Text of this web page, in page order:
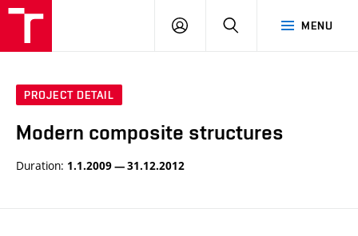
MENU
LOG
SEARCH
PROJECT DETAIL
Modern composite structures
Duration: 1.1.2009 — 31.12.2012